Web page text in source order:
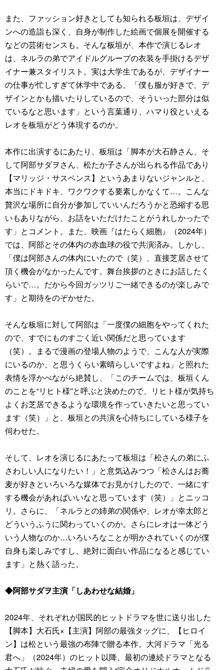
また、ファッション好きとしても知られる板垣は、デザイ
ンへの造詣も深く、自身が制作した絵画で個展を開催する
などの芸術センスも。そんな板垣が、本作で演じるレオ
は、ネルラの弟でアイドルグループの衣装を手掛けるデザ
イナー兼スタイリスト。実は大学生であるが、デザイナー
の仕事が忙しすぎて休学中である。「僕も服が好きで、デ
ザインとかも描いたりしているので、そういった部分は似
ているなと思います」という言葉通り、ハマり役といえる
レオを板垣がどう体現するのか。
本作に出演するにあたり、板垣は「脚本が大石静さん、そ
して阿部サダヲさん、松たか子さんが出られる作品であり
【マリッジ・サスペンス】というあまりないジャンルと、
本当にドキドキ、ワクワクする要素しかなくて…。こんな
贅沢な場所に自分が参加していいんだろうかと恐縮する思
いもありながら、お話をいただけたことがうれしかったで
す」とコメント。また、映画『はたらく細胞』（2024年）
では、阿部とその体内の赤血球の役で共演済み。しかし、
「僕は阿部さんの体内にいたので（笑）、直接芝居させて
頂く機会がなかったんです。舞台挨拶のときにお話したく
らいで…。だから今回ガッツリご一緒できるのが楽しみで
す」と期待をのぞかせた。
そんな板垣に対して阿部は「一度僕の細胞をやってくれた
ので、すでにものすごく近い関係だと思っています
（笑）。まるで漫画の登場人物のようで、こんな人が実際
にいるのか、と思うくらい素晴らしいですよね」と照れた
表情を浮かべながら絶賛し、「このチームでは、板垣くん
のことを“リヒト様”と呼ぶと決めたので、リヒト様が気持ち
よくお芝居できるような環境を作っていきたいと思ってい
ます（笑）」と、板垣との共演を心待ちにしている様子を
伺わせた。
そして、レオを演じるにあたって板垣は「松さんの弟にふ
さわしい人になりたい！」と意気込みつつ「松さんはお蕎
麦が好きといろいろな媒体でお見かけしたので、一緒にす
する機会があればいいなと思っています（笑）」とニッコ
リ。さらに、「ネルラとの姉弟の関係や、レオが幸太郎と
どういうふうに関わっていくのか。さらにレオは一体どう
いう人物なのか…いろいろなことが明かされていくのが僕
自身も楽しみですし、絶対に面白い作品になると感じてい
ます」と熱く語った。
◆阿部サダヲ主演「しあわせな結婚」
2024年、それぞれが国民的ヒットドラマを世に送り出した
【脚本】大石氏×【主演】阿部の最強タッグに、【ヒロイ
ン】は松という最強の布陣で贈る本作。大河ドラマ「光る
君へ」（2024年）のヒット以降、最初の連続ドラマとなる